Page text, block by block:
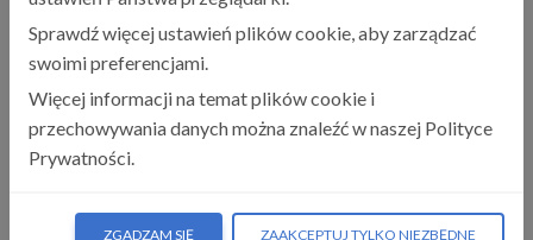
korzystny wpływ przyjmowania błonnika
pokarmowego w codziennej diecie z 9-procentową
redukcją ryzyka wystąpienia zdarzeń sercowo-
naczyniowych (RR 0.91 dla 7 g/dzień, 95% CI 0.88-
0.94) oraz choroby wieńcowej (RR 0.91, 95% CI 0.87-
ryzyka sercowo-naczyniowego rosły wraz ze
Sprawdź więcej ustawień plików cookie, aby zarządzać
swoimi preferencjami.
Więcej informacji na temat plików cookie i
przechowywania danych można znaleźć w naszej Polityce
Prywatności.
ZGADZAM SIĘ ZAAKCEPTUJ TYLKO NIEZBĘDNE